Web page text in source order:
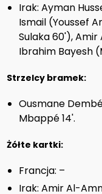
Irak: Ayman
Ismail (Youssef
Sulaka 60'),
Ibrahim Bayesh
Strzelcy bramek:
Ousmane
Mbappé 14'.
Żółte kartki:
Francja: –
Irak: Amir Al-